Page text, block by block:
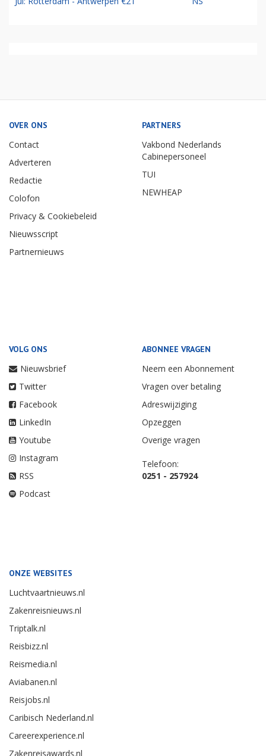
OVER ONS
Contact
Adverteren
Redactie
Colofon
Privacy & Cookiebeleid
Nieuwsscript
Partnernieuws
PARTNERS
Vakbond Nederlands
Cabinepersoneel
TUI
NEWHEAP
VOLG ONS
Nieuwsbrief
Twitter
Facebook
LinkedIn
Youtube
Instagram
RSS
Podcast
ABONNEE VRAGEN
Neem een Abonnement
Vragen over betaling
Adreswijziging
Opzeggen
Overige vragen
Telefoon:
0251 - 257924
ONZE WEBSITES
Luchtvaartnieuws.nl
Zakenreisnieuws.nl
Triptalk.nl
Reisbizz.nl
Reismedia.nl
Aviabanen.nl
Reisjobs.nl
Caribisch Nederland.nl
Careerexperience.nl
Zakenreisawards.nl